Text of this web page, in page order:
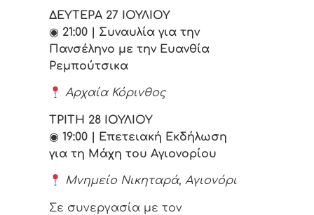
ΔΕΥΤΕΡΑ 27 ΙΟΥΛΙΟΥ
◉ 21:00 | Συναυλία για την
Πανσέληνο με την Ευανθία
Ρεμπούτσικα
Αρχαία Κόρινθος
ΤΡΙΤΗ 28 ΙΟΥΛΙΟΥ
◉ 19:00 | Επετειακή Εκδήλωση
για τη Μάχη του Αγιονορίου
Μνημείο Νικηταρά, Αγιονόρι
Σε συνεργασία με τον